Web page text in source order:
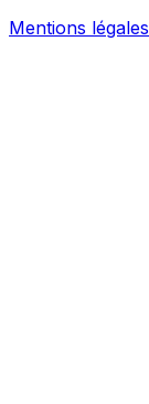
Mentions légales